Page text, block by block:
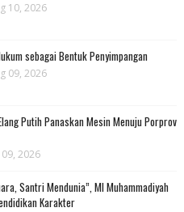
10, 2026
sebagai Bentuk Penyimpangan
09, 2026
Putih Panaskan Mesin Menuju Porprov
2026
Santri Mendunia”, MI Muhammadiyah
Karakter